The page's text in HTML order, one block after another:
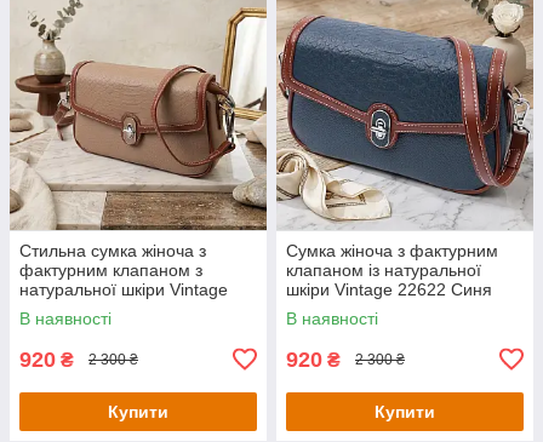
Стильна сумка жіноча з
фактурним клапаном з
натуральної шкіри Vintage
22620 Бежева
В наявності
920 ₴ 2 300 ₴
Купити
Сумка жіноча з фактурним
клапаном із натуральної
шкіри Vintage 22622 Синя
В наявності
920 ₴ 2 300 ₴
Купити